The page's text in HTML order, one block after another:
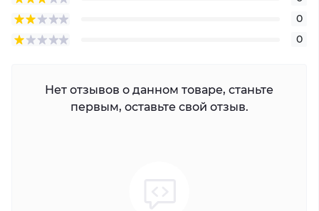
0
0
Нет отзывов о данном товаре, станьте
первым, оставьте свой отзыв.